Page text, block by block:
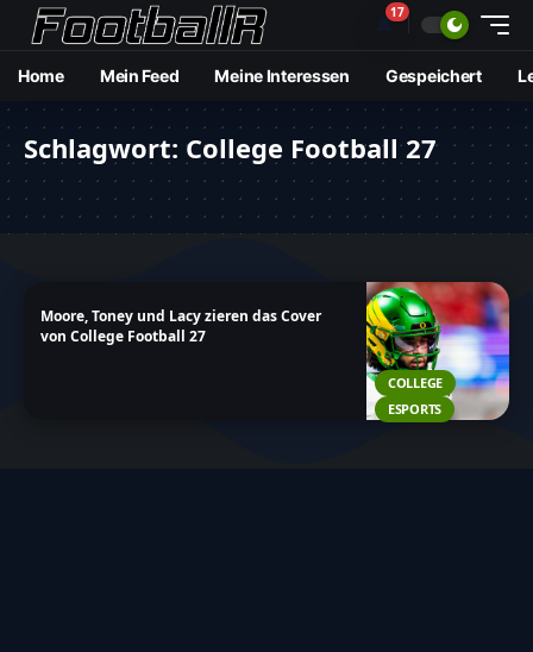
🔔17
Home Mein Feed Meine Interessen Gespeichert
Schlagwort: College Football 27
COLLEGE
ESPORTS
Moore, Toney und Lacy zieren das Cover
von College Football 27